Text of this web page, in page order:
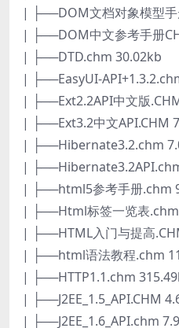
| ├──DOM文档对象模型
| ├──DOM中文参考手册
| ├──DTD.chm 30.02kb
| ├──EasyUI-
| ├──Ext2.2API中文版
| ├──Ext3.2中文API.CHM
| ├──Hibernate3.2.chm
|
| ├──html5参考手册.chm
| ├──Html标签一览表
| ├──HTML入门与提高
| ├──html语法教程.chm
| ├──HTTP1.1.chm
| ├──J2EE_1.5_API.CHM
| ├──J2EE_1.6_API.chm